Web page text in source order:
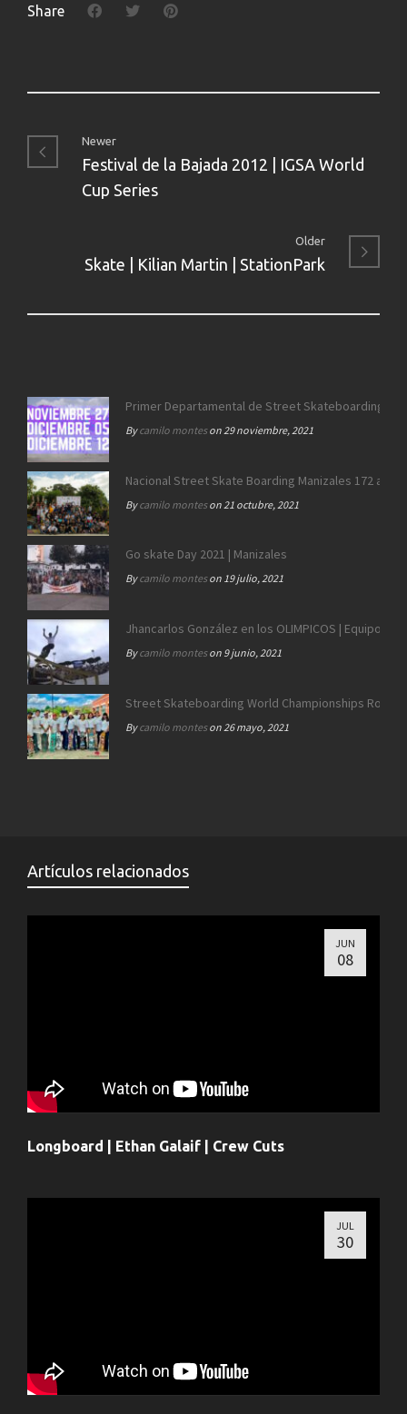
Share
Newer
Festival de la Bajada 2012 | IGSA World
Cup Series
Older
Skate | Kilian Martin | StationPark
Primer Departamental de Street Skateboarding de
Bycamilo monteson 29 noviembre, 2021
Nacional Street Skate Boarding Manizales 172 años
Bycamilo monteson 21 octubre, 2021
Go skate Day 2021 | Manizales
Bycamilo monteson 19 julio, 2021
Jhancarlos González en los OLIMPICOS | Equipo SB
Bycamilo monteson 9 junio, 2021
Street Skateboarding World Championships Roma
Bycamilo monteson 26 mayo, 2021
Artículos relacionados
JUN
08
Longboard | Ethan Galaif | Crew Cuts
JUL
30